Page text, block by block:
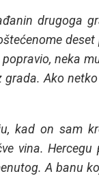
drugoga
neka
Ako
kad on sam
vina.
A banu